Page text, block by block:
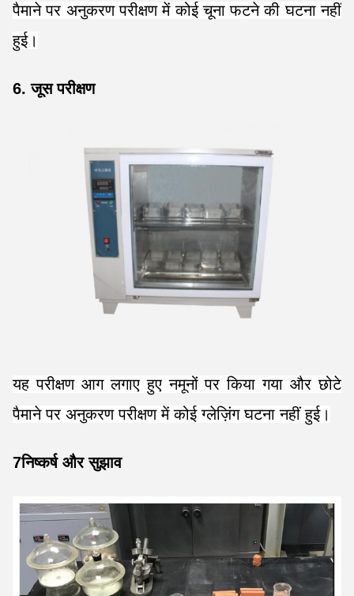
पैमाने पर अनुकरण परीक्षण में कोई चूना फटने की घटना नहीं
हुई।
6. जूस परीक्षण
यह परीक्षण आग लगाए हुए नमूनों पर किया गया और छोटे
पैमाने पर अनुकरण परीक्षण में कोई ग्लेज़िंग घटना नहीं हुई।
7निष्कर्ष और सुझाव